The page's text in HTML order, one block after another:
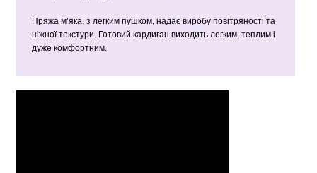
Пряжа м’яка, з легким пушком, надає виробу повітряності та
ніжної текстури. Готовий кардиган виходить легким, теплим і
дуже комфортним.